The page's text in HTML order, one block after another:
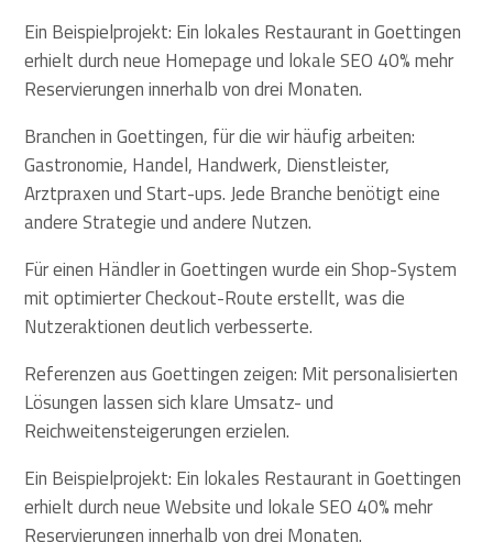
Ein Beispielprojekt: Ein lokales Restaurant in Goettingen
erhielt durch neue Homepage und lokale SEO 40% mehr
Reservierungen innerhalb von drei Monaten.
Branchen in Goettingen, für die wir häufig arbeiten:
Gastronomie, Handel, Handwerk, Dienstleister,
Arztpraxen und Start-ups. Jede Branche benötigt eine
andere Strategie und andere Nutzen.
Für einen Händler in Goettingen wurde ein Shop-System
mit optimierter Checkout-Route erstellt, was die
Nutzeraktionen deutlich verbesserte.
Referenzen aus Goettingen zeigen: Mit personalisierten
Lösungen lassen sich klare Umsatz- und
Reichweitensteigerungen erzielen.
Ein Beispielprojekt: Ein lokales Restaurant in Goettingen
erhielt durch neue Website und lokale SEO 40% mehr
Reservierungen innerhalb von drei Monaten.